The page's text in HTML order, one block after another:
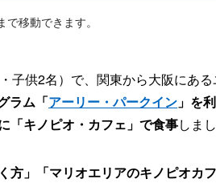
移動できます。
子供2名）で、関東から大阪にあ
ラム「アーリー・パークイン 」を
「キノピオ・カフェ」で食事しまし
方」「マリオエリアのキノピオ